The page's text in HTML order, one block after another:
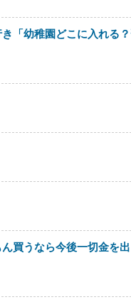
「幼稚園どこに入れる
買うなら今後一切金を